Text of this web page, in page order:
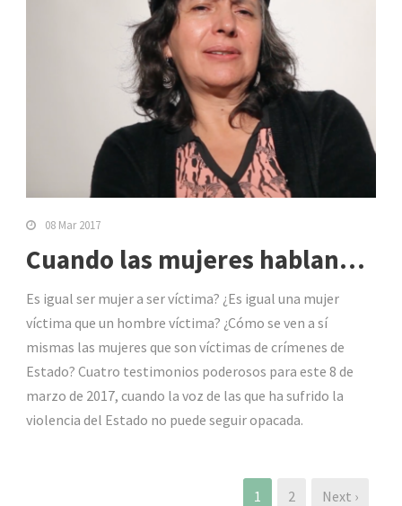
08 Mar 2017
Cuando las mujeres hablan…
Es igual ser mujer a ser víctima? ¿Es igual una mujer
víctima que un hombre víctima? ¿Cómo se ven a sí
mismas las mujeres que son víctimas de crímenes de
Estado? Cuatro testimonios poderosos para este 8 de
marzo de 2017, cuando la voz de las que ha sufrido la
violencia del Estado no puede seguir opacada.
1 2 Next ›